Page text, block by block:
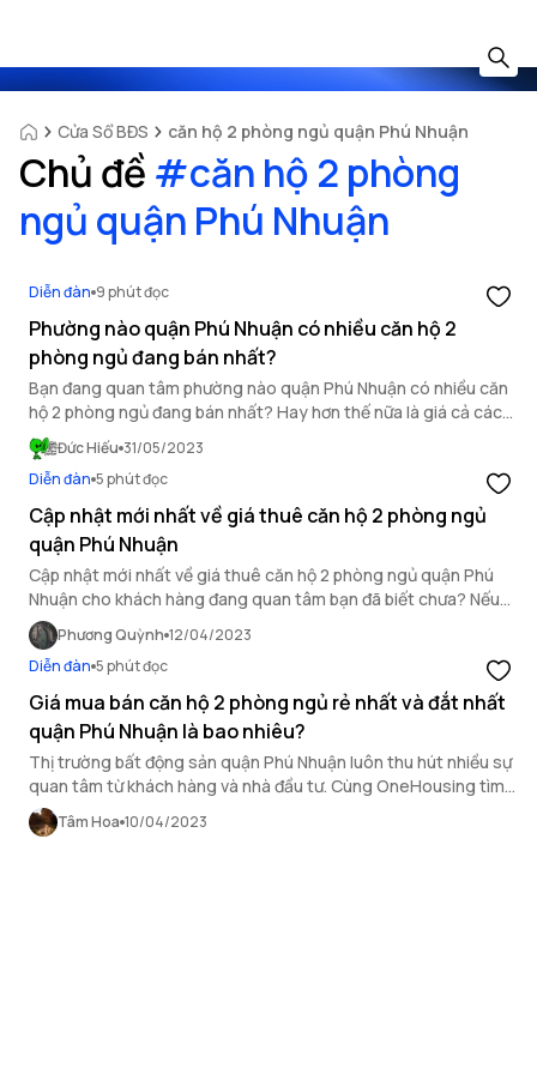
Cửa Sổ BĐS căn hộ 2 phòng ngủ quận Phú Nhuận
Chủ đề #căn hộ 2 phòng
ngủ quận Phú Nhuận
Diễn đàn 9 phút đọc
Phường nào quận Phú Nhuận có nhiều căn hộ 2
phòng ngủ đang bán nhất?
Bạn đang quan tâm phường nào quận Phú Nhuận có nhiều căn
hộ 2 phòng ngủ đang bán nhất? Hay hơn thế nữa là giá cả các
căn hộ này ra sao, liệu có hợp lý. Bài viết sau đây, OneHousing
sẽ hỗ trợ bạn giải đáp toàn bộ các thắc mắc
Đức Hiếu 31/05/2023
Diễn đàn 5 phút đọc
Cập nhật mới nhất về giá thuê căn hộ 2 phòng ngủ
quận Phú Nhuận
Cập nhật mới nhất về giá thuê căn hộ 2 phòng ngủ quận Phú
Nhuận cho khách hàng đang quan tâm bạn đã biết chưa? Nếu
chưa, xem ngay bài viết sau của OneHousing!
Phương Quỳnh 12/04/2023
Diễn đàn 5 phút đọc
Giá mua bán căn hộ 2 phòng ngủ rẻ nhất và đắt nhất
quận Phú Nhuận là bao nhiêu?
Thị trường bất động sản quận Phú Nhuận luôn thu hút nhiều sự
quan tâm từ khách hàng và nhà đầu tư. Cùng OneHousing tìm
hiểu về giá mua bán căn hộ 2 phòng ngủ rẻ nhất, đắt nhất quận
Bình Tân qua bài viết.
Tâm Hoa 10/04/2023